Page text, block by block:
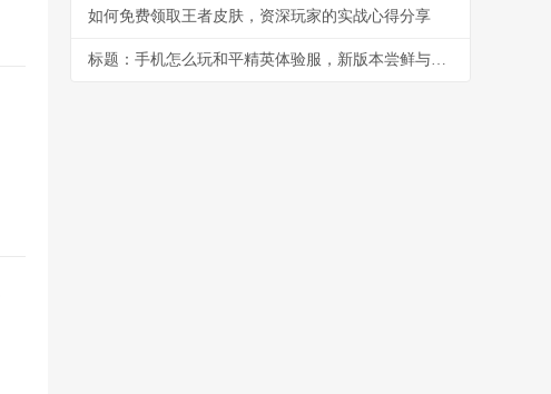
如何免费领取王者皮肤，资深玩家的实战心得分享
标题：手机怎么玩和平精英体验服，新版本尝鲜与深度体验指南